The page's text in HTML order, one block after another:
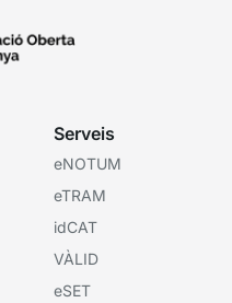
Serveis
eNOTUM
eTRAM
idCAT
VÀLID
eSET